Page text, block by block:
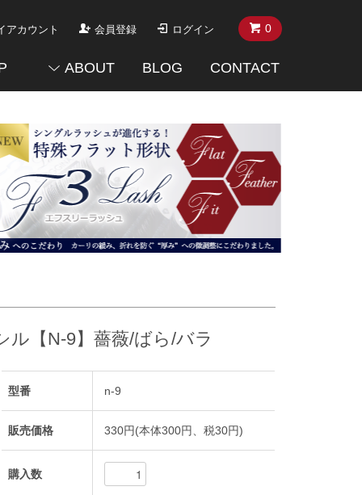
0
アカウント 会員登録 ログイン
ABOUT BLOG CONTACT
【N-9】薔薇/ばら/バラ
型番 n-9
販売価格 330円(本体300円、税30円)
購入数